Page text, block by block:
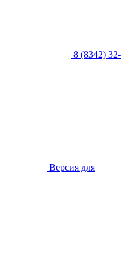
8 (8342) 32-
Версия для